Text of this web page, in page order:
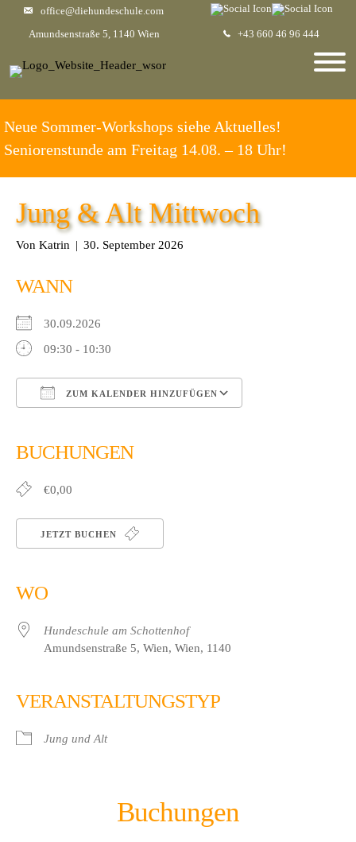
office@diehundeschule.com
+43 660 46 96 444
Amundsenstraße 5, 1140 Wien
Neue Sommer-Workshops siehe Aktuelles!
Seniorenstunde am Freitag 14.08. – 18 Uhr!
Jung & Alt Mittwoch
Von Katrin | 30. September 2026
WANN
30.09.2026
09:30 - 10:30
ZUM KALENDER HINZUFÜGEN
BUCHUNGEN
€0,00
JETZT BUCHEN
WO
Hundeschule am Schottenhof
Amundsenstraße 5, Wien, Wien, 1140
VERANSTALTUNGSTYP
Jung und Alt
Buchungen